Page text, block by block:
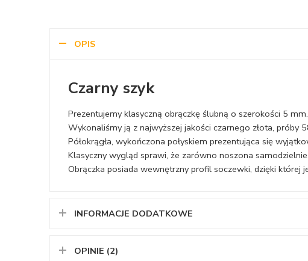
OPIS
Czarny szyk
Prezentujemy klasyczną obrączkę ślubną o szerokości 5 mm.
Wykonaliśmy ją z najwyższej jakości czarnego złota, próby
Półokrągła, wykończona połyskiem prezentująca się
Klasyczny wygląd sprawi, że zarówno noszona
Obrączka posiada wewnętrzny profil soczewki, dzięki której
INFORMACJE DODATKOWE
OPINIE (2)